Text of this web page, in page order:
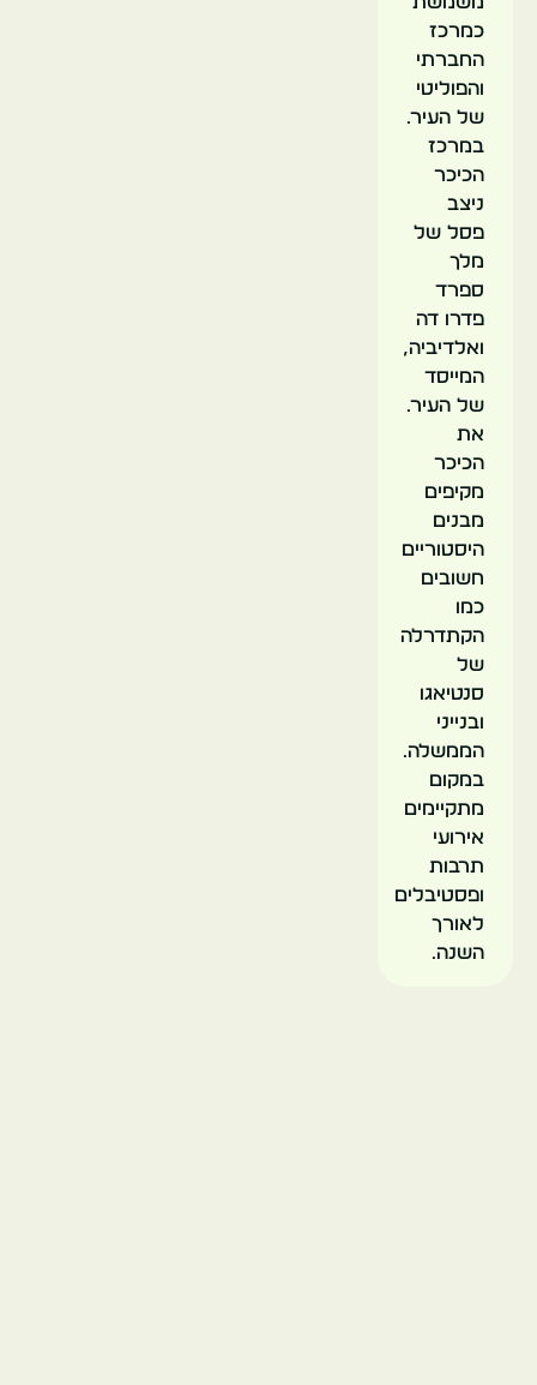
כמרכז
החברתי
והפוליטי
של העיר.
במרכז
הכיכר
ניצב
פסל של
מלך
ספרד
פדרו דה
ואלדיביה,
המייסד
של העיר.
את
הכיכר
מקיפים
מבנים
היסטוריים
חשובים
כמו
הקתדרלה
של
סנטיאגו
ובנייני
הממשלה.
במקום
מתקיימים
אירועי
תרבות
ופסטיבלים
לאורך
השנה.